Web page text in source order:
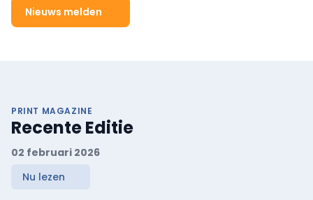
Nieuws melden
PRINT MAGAZINE
Recente Editie
02 februari 2026
Nu lezen